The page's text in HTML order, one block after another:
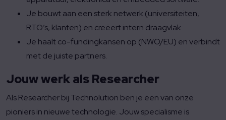
Je bouwt aan een sterk netwerk (universiteiten,
RTO’s, klanten) en creëert intern draagvlak.
Je haalt co-fundingkansen op (NWO/EU) en verbindt
met de juiste partners.
Jouw werk als Researcher
Als Researcher bij Technolution ben je een van onze
pioniers in nieuwe technologie. Jouw specialisme is